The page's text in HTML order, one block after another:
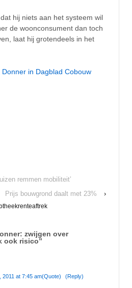
hij niets aan het systeem wil
de woonconsument dan toch
laat hij grotendeels in het
in Dagblad Cobouw
remmen mobiliteit’
Prijs bouwgrond daalt met 23%
›
zwijgen over
ook risico”
2011 at 7:45 am(Quote) (Reply)